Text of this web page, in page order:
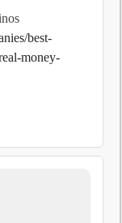
best-
money-